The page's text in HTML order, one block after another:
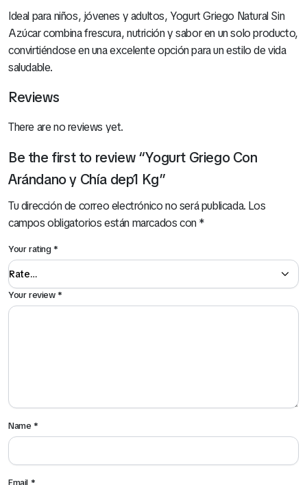
Ideal para niños, jóvenes y adultos, Yogurt Griego Natural Sin
Azúcar combina frescura, nutrición y sabor en un solo producto,
convirtiéndose en una excelente opción para un estilo de vida
saludable.
Reviews
There are no reviews yet.
Be the first to review “Yogurt Griego Con
Arándano y Chía dep1 Kg”
Tu dirección de correo electrónico no será publicada. Los
campos obligatorios están marcados con*
Your rating*
Your review*
Name*